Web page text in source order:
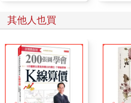
如果對方的回覆是「哦，沒做什麼」，
話題縮小到具體的事情上。比如可以
當然，與家人、朋友在一起聊天時，我
談論自己的事，而是應該盡量做到以
路走，並且留意他們的感受，是快樂
生氣、不舒服，然後再繼續聊天。
想要和家人、朋友做更好的交流，就
其他人也買